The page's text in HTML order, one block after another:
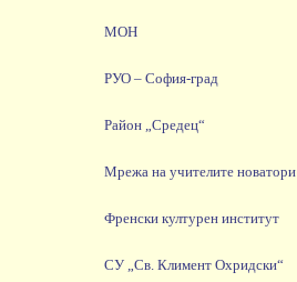
МОН
РУО – София-град
Район „Средец“
Мрежа на учителите новатори
Френски културен институт
СУ „Св. Климент Охридски“